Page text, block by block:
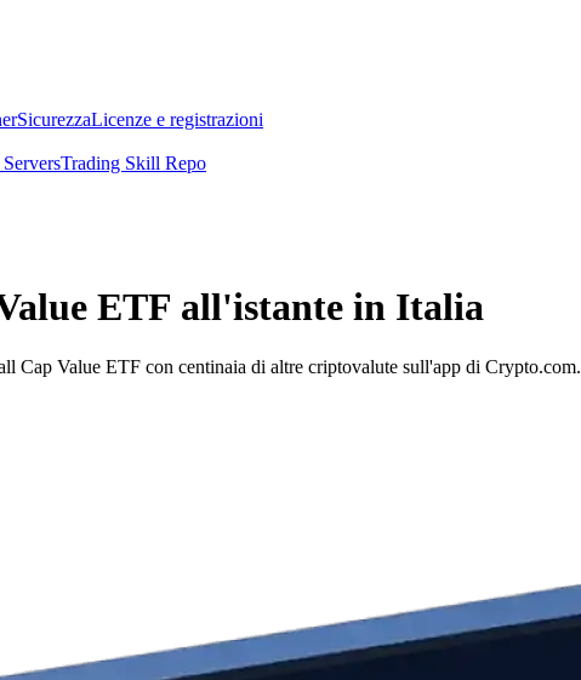
SicurezzaLicenze e registrazioni
Trading Skill Repo
ETF all'istante in Italia
Cap Value ETF con centinaia di altre criptovalute sull'app di Crypto.com.